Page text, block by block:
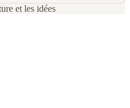
et les idées